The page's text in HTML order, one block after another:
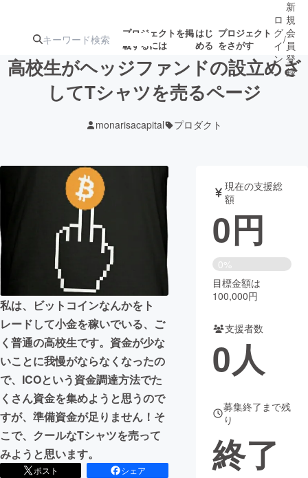
プロジェクトを掲
載するには
はじ
める
プロジェクト
をさがす
ジェクト
募集終了が近いプ
ロジェクト
アート・写真 音楽
テクノロジー・ガジェット ゲーム・サ
映像・映画 書籍・雑誌
ビジネス・起業 チャレンジ
まちづくり・地域活性化
CAMPFIRE for Social Good
CAMPFIRE Creation
CAMPFIREふるさと納税machi-ya
ロ
グ
イ
ン
/
新
規
会
員
登
録
高校生がヘッジファンドの設立めざ
してTシャツを売るページ
monarisacapital プロダクト
私は、ビットコインなんかをト
レードして小金を稼いでいる、ご
く普通の高校生です。資金が少な
いことに我慢がならなくなったの
で、ICOという資金調達方法でた
くさん資金を集めようと思うので
すが、準備資金が足りません！そ
こで、クールなTシャツを売って
みようと思います。
ポスト
シェア
現在の支援総
額
0円
0%
目標金額は
100,000円
支援者数
0人
募集終了まで残
り
終了